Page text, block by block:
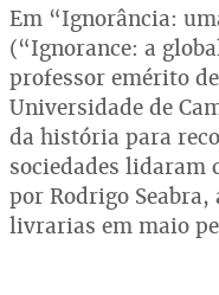
Em “Ignorância:
(“Ignorance: a
professor emérito
Universidade de
da história para
sociedades lidaram
por Rodrigo Seabra,
livrarias em maio